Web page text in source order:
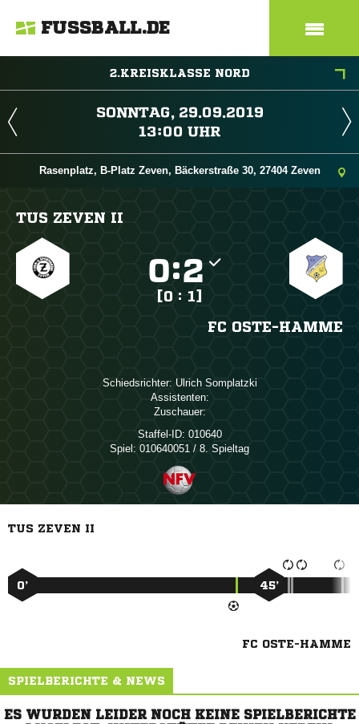
FUSSBALL.DE
2.KREISKLASSE NORD
 
 
Rasenplatz, B-Platz Zeven, Bäckerstraße 30, 27404 Zeven
TUS ZEVEN II
:
[0 : 1]
FC OSTE-HAMME
Schiedsrichter:  
Assistenten:
Zuschauer:
Staffel-ID: 010640
Spiel: 010640051 / 8. Spieltag
TUS ZEVEN II
0’ 45’
FC OSTE-HAMME
SPIELBERICHTE & NEWS
ES WURDEN LEIDER NOCH KEINE SPIELBERICHTE